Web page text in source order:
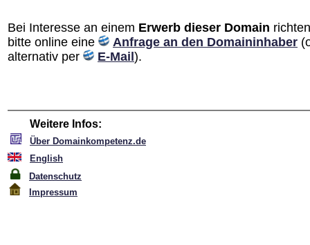
Bei Interesse an einem Erwerb dieser Domain
bitte online eine
Anfrage an den Domain­inhaber
alternativ per
E-Mail ).
Weitere Infos:
Über Domainkompetenz.de
English
Datenschutz
Impressum